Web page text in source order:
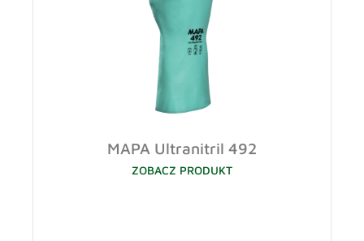
MAPA Ultranitril 492
ZOBACZ PRODUKT